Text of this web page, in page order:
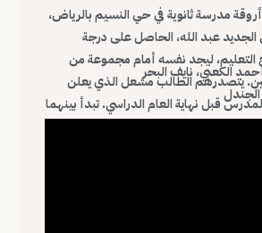
مدرسة ثانوية في حي النسيم بالرياض،
عبد الله، الحاصل على درجة
التعليم، ليجد نفسه أمام مجموعة من
يتصدرهم الطالب مشعل الذي يعلن
قبل نهاية العام الدراسي. تبدأ بينهما
الكعبي، نايف البحر